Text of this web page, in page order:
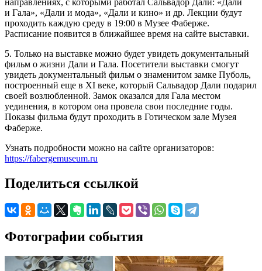
и Гала», «Дали и мода», «Дали и кино» и др. Лекции будут
проходить каждую среду в 19:00 в Музее Фаберже.
Расписание появится в ближайшее время на сайте выставки.
5. Только на выставке можно будет увидеть документальный
фильм о жизни Дали и Гала. Посетители выставки смогут
увидеть документальный фильм о знаменитом замке Пуболь,
построенный еще в XI веке, который Сальвадор Дали подарил
своей возлюбленной. Замок оказался для Гала местом
уединения, в котором она провела свои последние годы.
Показы фильма будут проходить в Готическом зале Музея
Фаберже.⠀
Узнать подробности можно на сайте организаторов:
https://fabergemuseum.ru
Поделиться ссылкой
Фотографии события